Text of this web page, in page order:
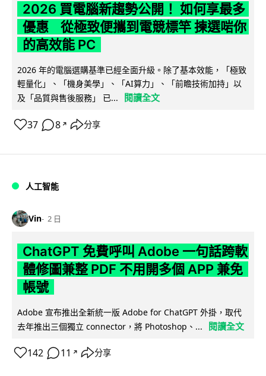
2026 買電腦新趨勢公開！ 如何享最多
優惠 從極致便攜到電競標竿 揀選啱你
的高效能 PC
2026 年的電腦選購基準已經全面升級。除了基本效能，「極致
輕量化」、「機身美學」、「AI算力」、「前瞻技術加持」以
及「品質與售後服務」 已...
閱讀全文
37 8 ↗ 分享
人工智能
Vin 2 日
ChatGPT 免費呼叫 Adobe 一句話跨軟
體修圖兼整 PDF 不用開多個 APP 兼免
帳號
Adobe 宣布推出全新統一版 Adobe for ChatGPT 外掛，取代
去年推出三個獨立 connector，將 Photoshop、...
閱讀全文
142 11 ↗ 分享